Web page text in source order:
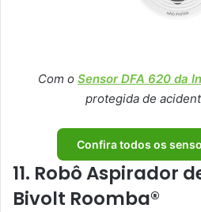
Com o Sensor DFA 620 da
protegida de
Confira todos os
11. Robô Aspirador
Bivolt Roomba®